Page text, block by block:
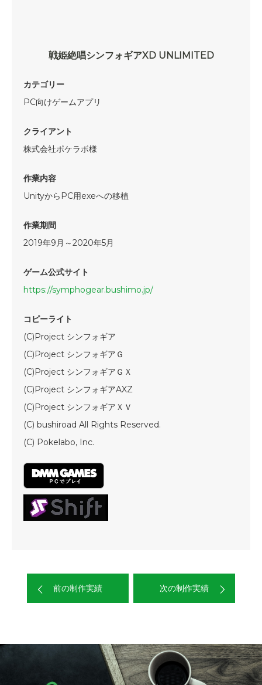
戦姫絶唱シンフォギアXD UNLIMITED
カテゴリー
PC向けゲームアプリ
クライアント
株式会社ポケラボ様
作業内容
UnityからPC用exeへの移植
作業期間
2019年9月～2020年5月
ゲーム公式サイト
https://symphogear.bushimo.jp/
コピーライト
(C)Project シンフォギア
(C)Project シンフォギアＧ
(C)Project シンフォギアＧＸ
(C)Project シンフォギアAXZ
(C)Project シンフォギアＸＶ
(C) bushiroad All Rights Reserved.
(C) Pokelabo, Inc.
前の制作実績 次の制作実績